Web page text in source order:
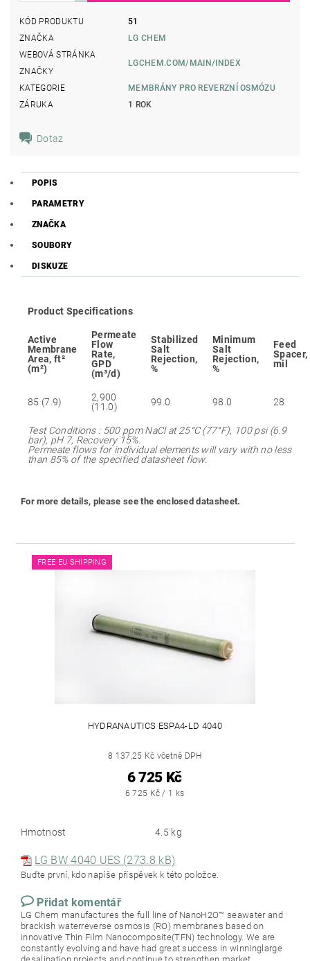
KÓD PRODUKTU
51
ZNAČKA
LG CHEM
WEBOVÁ STRÁNKA
ZNAČKY
LGCHEM.COM/MAIN/INDEX
KATEGORIE
MEMBRÁNY PRO REVERZNÍ OSMÓZU
ZÁRUKA
1 ROK
Dotaz
POPIS
PARAMETRY
ZNAČKA
SOUBORY
DISKUZE
Product Specifications
Active
Membrane
Area, ft²
(m²)
Permeate
Flow
Rate,
GPD
(m³/d)
Stabilized
Salt
Rejection,
%
Minimum
Salt
Rejection,
%
Feed
Spacer,
mil
85 (7.9)
2,900
(11.0)
99.0 98.0 28
Test Conditions : 500 ppm NaCl at 25°C (77°F), 100 psi (6.9
bar), pH 7, Recovery 15%.
Permeate flows for individual elements will vary with no less
than 85% of the specified datasheet flow.
For more details, please see the enclosed datasheet.
FREE EU SHIPPING
HYDRANAUTICS ESPA4-LD 4040
8 137,25 Kč včetně DPH
6 725 Kč
6 725 Kč / 1 ks
Hmotnost 4.5 kg
LG BW 4040 UES (273.8 kB)
Buďte první, kdo napíše příspěvek k této položce.
Přidat komentář
LG Chem manufactures the full line of NanoH2O™ seawater and
brackish waterreverse osmosis (RO) membranes based on
innovative Thin Film Nanocomposite(TFN) technology. We are
constantly evolving and have had great success in winninglarge